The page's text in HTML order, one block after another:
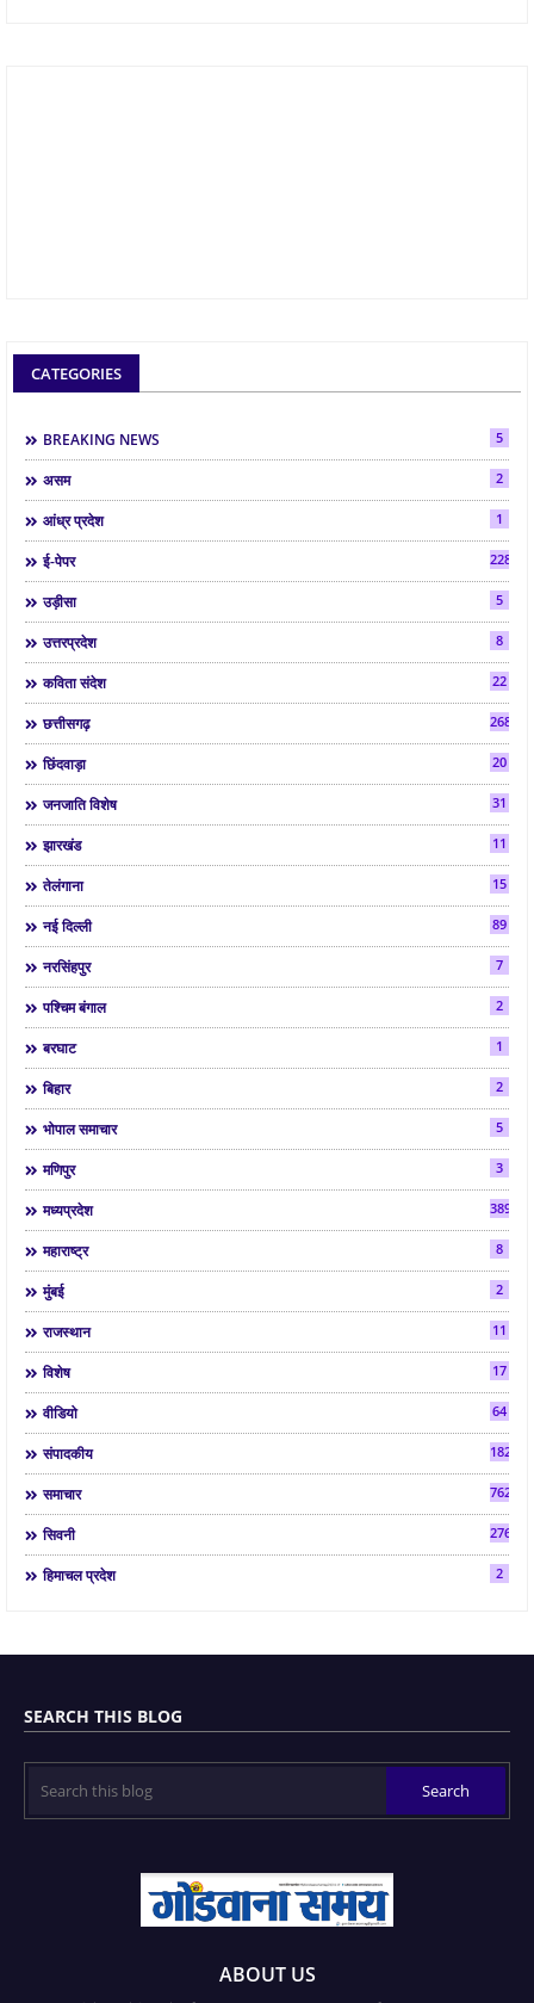
CATEGORIES
BREAKING NEWS 5
असम 2
आंध्र प्रदेश 1
ई-पेपर 2286
उड़ीसा 5
उत्तरप्रदेश 8
कविता संदेश 22
छत्तीसगढ़ 268
छिंदवाड़ा 20
जनजाति विशेष 31
झारखंड 11
तेलंगाना 15
नई दिल्ली 89
नरसिंहपुर 7
पश्चिम बंगाल 2
बरघाट 1
बिहार 2
भोपाल समाचार 5
मणिपुर 3
मध्यप्रदेश 3892
महाराष्ट्र 8
मुंबई 2
राजस्थान 11
विशेष 17
वीडियो 64
संपादकीय 182
समाचार 7624
सिवनी 2763
हिमाचल प्रदेश 2
SEARCH THIS BLOG
ABOUT US